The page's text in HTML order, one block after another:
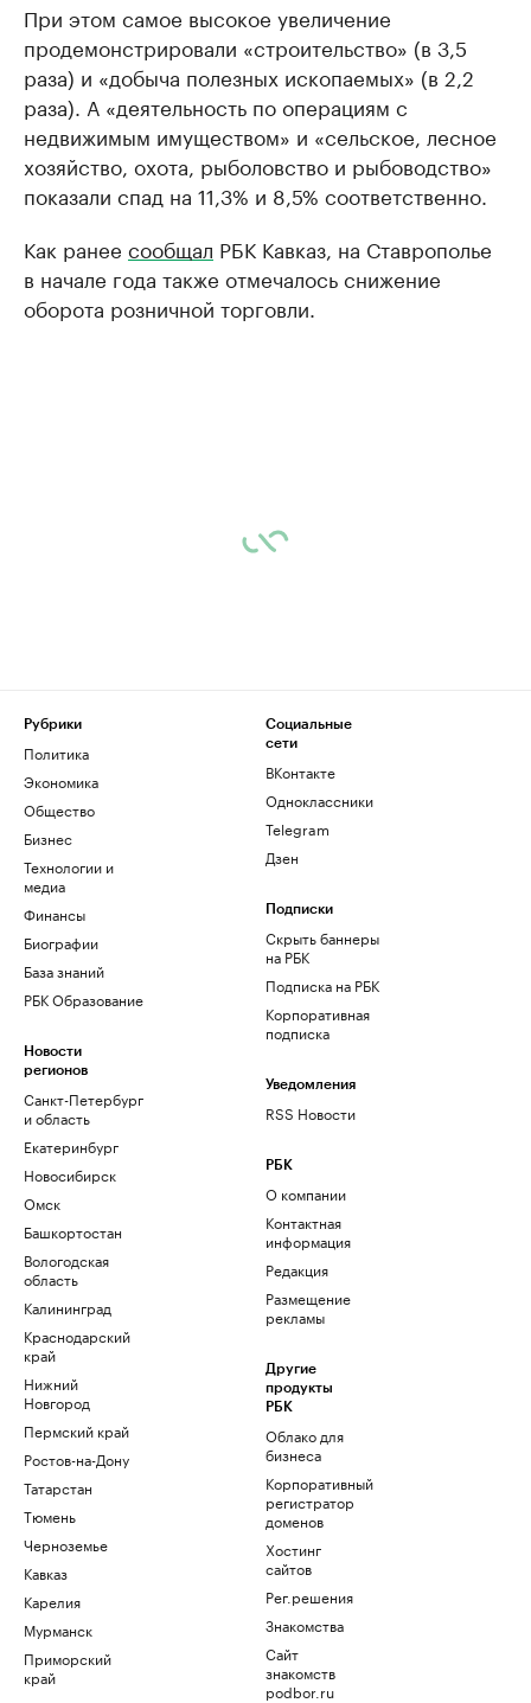
При этом самое высокое увеличение
продемонстрировали «строительство» (в 3,5
раза) и «добыча полезных ископаемых» (в 2,2
раза). А «деятельность по операциям с
недвижимым имуществом» и «сельское, лесное
хозяйство, охота, рыболовство и рыбоводство»
показали спад на 11,3% и 8,5% соответственно.
Как ранее сообщал РБК Кавказ, на Ставрополье
в начале года также отмечалось снижение
оборота розничной торговли.
Рубрики
Политика
Экономика
Общество
Бизнес
Технологии и
медиа
Финансы
Биографии
База знаний
РБК Образование
Новости
регионов
Санкт-Петербург
и область
Екатеринбург
Новосибирск
Омск
Башкортостан
Вологодская
область
Калининград
Краснодарский
край
Нижний
Новгород
Пермский край
Ростов-на-Дону
Татарстан
Тюмень
Черноземье
Кавказ
Карелия
Мурманск
Приморский
край
Социальные
сети
ВКонтакте
Одноклассники
Telegram
Дзен
Подписки
Скрыть баннеры
на РБК
Подписка на РБК
Корпоративная
подписка
Уведомления
RSS Новости
РБК
О компании
Контактная
информация
Редакция
Размещение
рекламы
Другие
продукты
РБК
Облако для
бизнеса
Корпоративный
регистратор
доменов
Хостинг
сайтов
Рег.решения
Знакомства
Сайт
знакомств
podbor.ru